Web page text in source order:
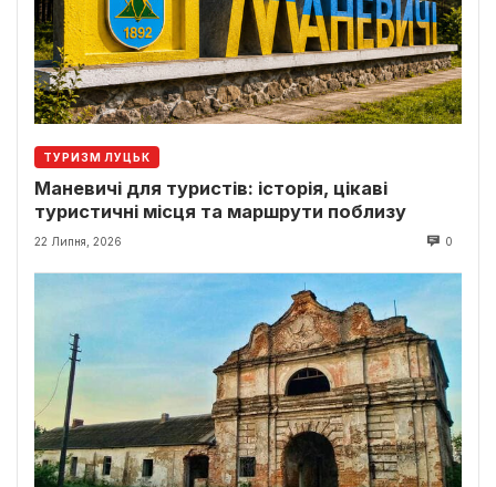
ТУРИЗМ ЛУЦЬК
Маневичі для туристів: історія, цікаві
туристичні місця та маршрути поблизу
22 Липня, 2026 0